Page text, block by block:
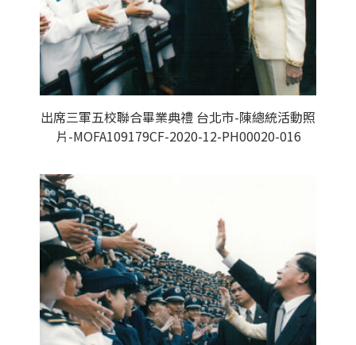
出席三軍五校聯合畢業典禮 台北市-陳總統活動照
片-MOFA109179CF-2020-12-PH00020-016